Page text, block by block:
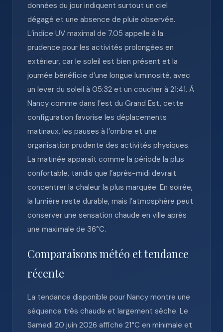
données du jour indiquent surtout un ciel
dégagé et une absence de pluie observée.
L’indice UV maximal de 7.05 appelle à la
prudence pour les activités prolongées en
extérieur, car le soleil est bien présent et la
journée bénéficie d’une longue luminosité, avec
un lever du soleil à 05:32 et un coucher à 21:41. À
Nancy comme dans l’est du Grand Est, cette
configuration favorise les déplacements
matinaux, les pauses à l’ombre et une
organisation prudente des activités physiques.
La matinée apparaît comme la période la plus
confortable, tandis que l’après-midi devrait
concentrer la chaleur la plus marquée. En soirée,
la lumière reste durable, mais l’atmosphère peut
conserver une sensation chaude en ville après
une maximale de 36°C.
Comparaisons météo et tendance
récente
La tendance disponible pour Nancy montre une
séquence très chaude et largement sèche. Le
Samedi 20 juin 2026 affiche 21°C en minimale et